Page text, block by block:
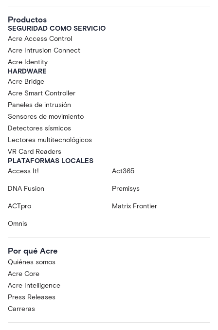
Productos
SEGURIDAD COMO SERVICIO
Acre Access Control
Acre Intrusion Connect
Acre Identity
HARDWARE
Acre Bridge
Acre Smart Controller
Paneles de intrusión
Sensores de movimiento
Detectores sísmicos
Lectores multitecnológicos
VR Card Readers
PLATAFORMAS LOCALES
Access It!
Act365
DNA Fusion Premisys
ACTpro Matrix Frontier
Omnis
Por qué Acre
Quiénes somos
Acre Core
Acre Intelligence
Press Releases
Carreras